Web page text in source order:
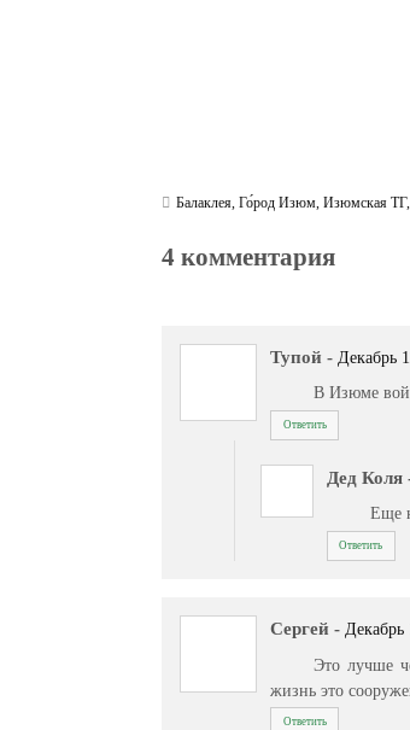
Балаклея,Го́род Изюм,Изюмская ТГ
4 комментария
Тупой - Декабрь
В Изюме
Ответить
Дед Коля
Еще
Ответить
Сергей - Декабрь
Это лучше
жизнь это
Ответить